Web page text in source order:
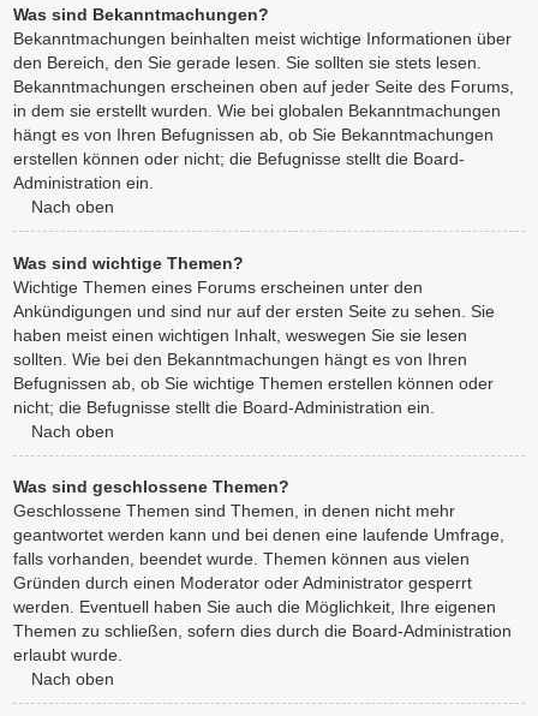
Was sind Bekanntmachungen?
Bekanntmachungen beinhalten meist wichtige Informationen über
den Bereich, den Sie gerade lesen. Sie sollten sie stets lesen.
Bekanntmachungen erscheinen oben auf jeder Seite des Forums,
in dem sie erstellt wurden. Wie bei globalen Bekanntmachungen
hängt es von Ihren Befugnissen ab, ob Sie Bekanntmachungen
erstellen können oder nicht; die Befugnisse stellt die Board-
Administration ein.
Nach oben
Was sind wichtige Themen?
Wichtige Themen eines Forums erscheinen unter den
Ankündigungen und sind nur auf der ersten Seite zu sehen. Sie
haben meist einen wichtigen Inhalt, weswegen Sie sie lesen
sollten. Wie bei den Bekanntmachungen hängt es von Ihren
Befugnissen ab, ob Sie wichtige Themen erstellen können oder
nicht; die Befugnisse stellt die Board-Administration ein.
Nach oben
Was sind geschlossene Themen?
Geschlossene Themen sind Themen, in denen nicht mehr
geantwortet werden kann und bei denen eine laufende Umfrage,
falls vorhanden, beendet wurde. Themen können aus vielen
Gründen durch einen Moderator oder Administrator gesperrt
werden. Eventuell haben Sie auch die Möglichkeit, Ihre eigenen
Themen zu schließen, sofern dies durch die Board-Administration
erlaubt wurde.
Nach oben